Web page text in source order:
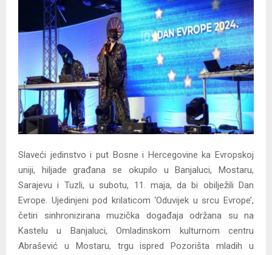
Slaveći jedinstvo i put Bosne i Hercegovine ka Evropskoj
uniji, hiljade građana se okupilo u Banjaluci, Mostaru,
Sarajevu i Tuzli, u subotu, 11. maja, da bi obilježili Dan
Evrope. Ujedinjeni pod krilaticom ‘Oduvijek u srcu Evrope’,
četiri sinhronizirana muzička događaja održana su na
Kastelu u Banjaluci, Omladinskom kulturnom centru
Abrašević u Mostaru, trgu ispred Pozorišta mladih u